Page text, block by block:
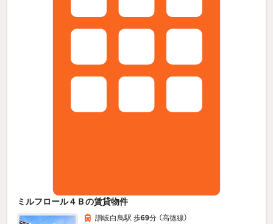
ミルフロール４Ｂの賃貸物件
讃岐白鳥駅 歩69分 （高徳線）